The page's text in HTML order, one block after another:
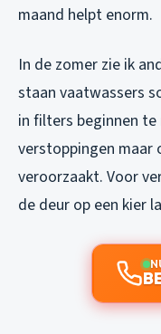
maand helpt enorm.
In de zomer zie ik
staan vaatwassers
in filters beginnen
verstoppingen maar
veroorzaakt. Voor
de deur op een kier